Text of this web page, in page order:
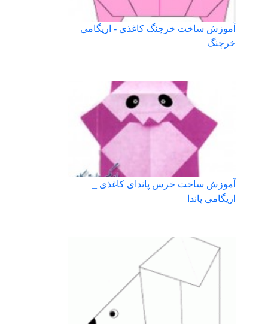
آموزش ساخت خرچنگ کاغذی - اریگامی
خرچنگ
آموزش ساخت خرس پاندای کاغذی _
اریگامی پاندا